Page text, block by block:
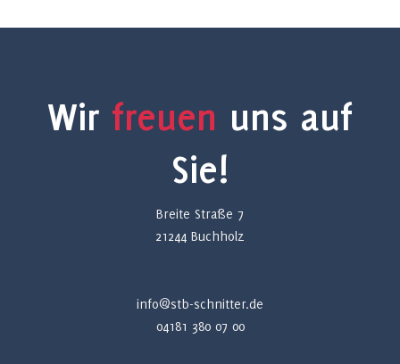
Wir freuen uns auf
Sie!
Breite Straße 7
21244 Buchholz
info@stb-schnitter.de
04181 380 07 00